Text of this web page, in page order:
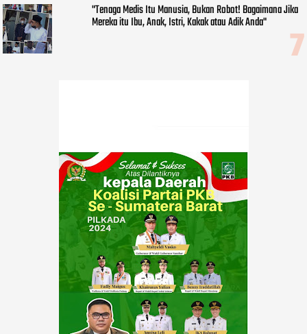
"Tenaga Medis Itu Manusia, Bukan Robot! Bagaimana Jika
Mereka itu Ibu, Anak, Istri, Kakak atau Adik Anda"